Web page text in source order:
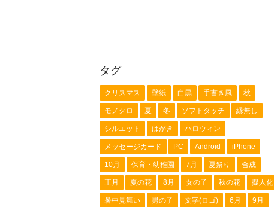
タグ
クリスマス 壁紙 白黒 手書き風 秋
モノクロ 夏 冬 ソフトタッチ 縁無し
シルエット はがき ハロウィン
メッセージカード PC Android iPhone
10月 保育・幼稚園 7月 夏祭り 合成
正月 夏の花 8月 女の子 秋の花 擬人化
暑中見舞い 男の子 文字(ロゴ) 6月 9月